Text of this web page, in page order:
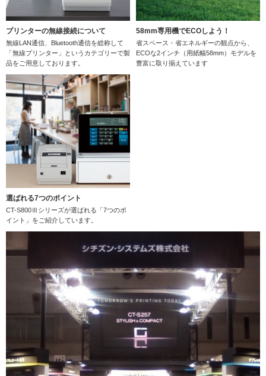
プリンターの無線接続について
無線LAN通信、Bluetooth通信を総称して
「無線プリンター」というカテゴリーで製
品をご用意しております。
58mm専用機でECOしよう！
省スペース・省エネルギーの観点から、
ECOな2インチ（用紙幅58mm）モデルを
豊富に取り揃えています
選ばれる7つのポイント
CT-S800Ⅲシリーズが選ばれる「7つのポ
イント」をご紹介しています。